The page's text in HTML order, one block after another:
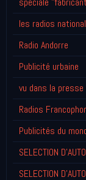
les radios
Radio Andorre
Publicité urbaine
vu dans la
Radios
Publicités du
SELECTION
SELECTION